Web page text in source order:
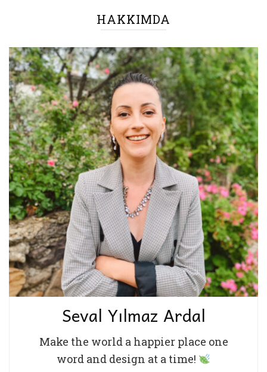
HAKKIMDA
Seval Yılmaz Ardal
Make the world a happier place one
word and design at a time!